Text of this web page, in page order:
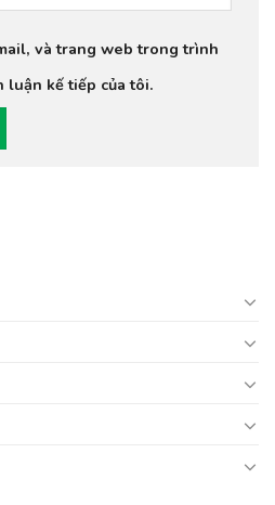
và trang web trong trình
luận kế tiếp của tôi.